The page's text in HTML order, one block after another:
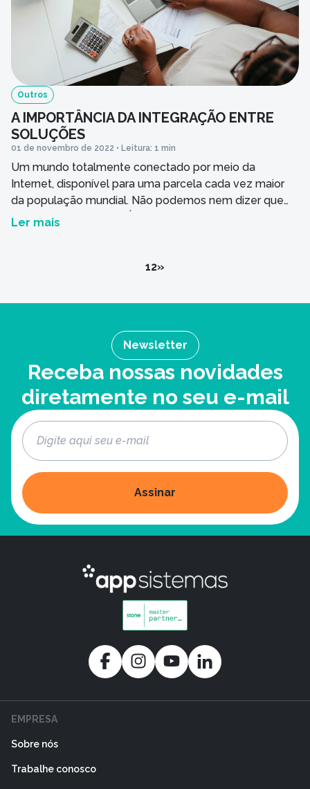
Outros
A IMPORTÂNCIA DA INTEGRAÇÃO ENTRE
SOLUÇÕES
01 de novembro de 2022 • Leitura: 1 min
Um mundo totalmente conectado por meio da
Internet, disponível para uma parcela cada vez maior
da população mundial. Não podemos nem dizer que
isso é uma tendência. É uma realidade cada vez mais
“gestados” em uma grande empresa ou […]
Ler mais
12»
Newsletter
Receba nossas novidades
diretamente no seu e-mail
Assinar
EMPRESA
Sobre nós
Trabalhe conosco